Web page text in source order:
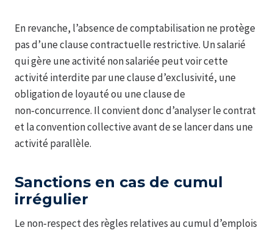
En revanche, l’absence de comptabilisation ne protège
pas d’une clause contractuelle restrictive. Un salarié
qui gère une activité non salariée peut voir cette
activité interdite par une clause d’exclusivité, une
obligation de loyauté ou une clause de
non‑concurrence. Il convient donc d’analyser le contrat
et la convention collective avant de se lancer dans une
activité parallèle.
Sanctions en cas de cumul
irrégulier
Le non‑respect des règles relatives au cumul d’emplois